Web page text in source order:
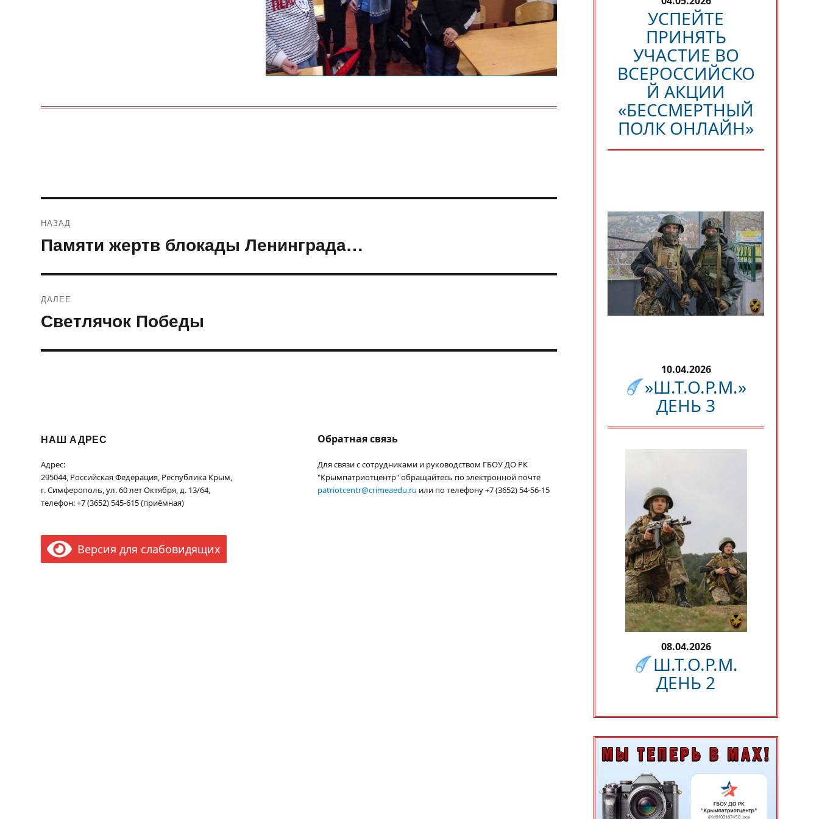
по
НАЗАД
Предыдущая
Памяти жертв блокады Ленинграда…
ДАЛЕЕ
Следующая
Светлячок Победы
НАШ АДРЕС
Адрес:
295044, Российская Федерация, Республика Крым,
г. Симферополь, ул. 60 лет Октября, д. 13/64,
телефон: +7 (3652) 545-615 (приёмная)
Версия для слабовидящих
Обратная связь
Для связи с сотрудниками и руководством ГБОУ ДО РК
"Крымпатриотцентр" обращайтесь по электронной почте
patriotcentr@crimeaedu.ru или по телефону +7 (3652) 54-56-15
УСПЕЙТЕ
ПРИНЯТЬ
УЧАСТИЕ ВО
ВСЕРОССИЙСКО
Й АКЦИИ
«БЕССМЕРТНЫЙ
ПОЛК ОНЛАЙН»
10.04.2026
»Ш.Т.О.Р.М.»
ДЕНЬ 3
08.04.2026
Ш.Т.О.Р.М.
ДЕНЬ 2